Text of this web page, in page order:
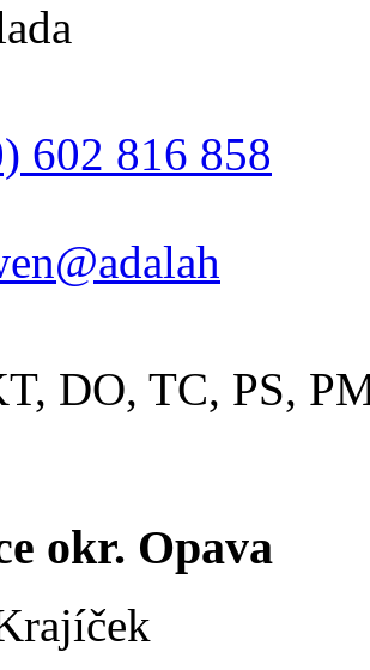
602 816 858
DO, TC, PS,
okr. Opava